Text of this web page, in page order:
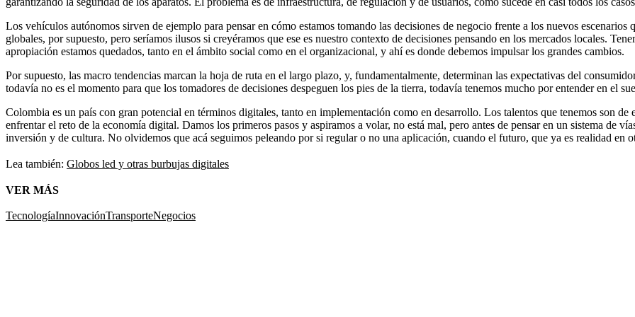
Los vehículos autónomos sirven de ejemplo para pensar en cómo estamos tomando las decisiones de negocio frente a los nuevos
globales, por supuesto, pero seríamos ilusos si creyéramos que ese es nuestro contexto de decisiones pensando en los mercados locales.
apropiación estamos quedados, tanto en el ámbito social como en el organizacional, y ahí es donde debemos impulsar los grandes cambios.
Por supuesto, las macro tendencias marcan la hoja de ruta en el largo plazo, y, fundamentalmente, determinan las expectativas del
todavía no es el momento para que los tomadores de decisiones despeguen los pies de la tierra, todavía tenemos mucho por entender en el
Colombia es un país con gran potencial en términos digitales, tanto en implementación como en desarrollo. Los talentos que tenemos son
enfrentar el reto de la economía digital. Damos los primeros pasos y aspiramos a volar, no está mal, pero antes de pensar en un sistema de
inversión y de cultura. No olvidemos que acá seguimos peleando por si regular o no una aplicación, cuando el futuro, que ya es realidad en
Lea también: Globos led y otras burbujas digitales
VER MÁS
TecnologíaInnovaciónTransporteNegocios